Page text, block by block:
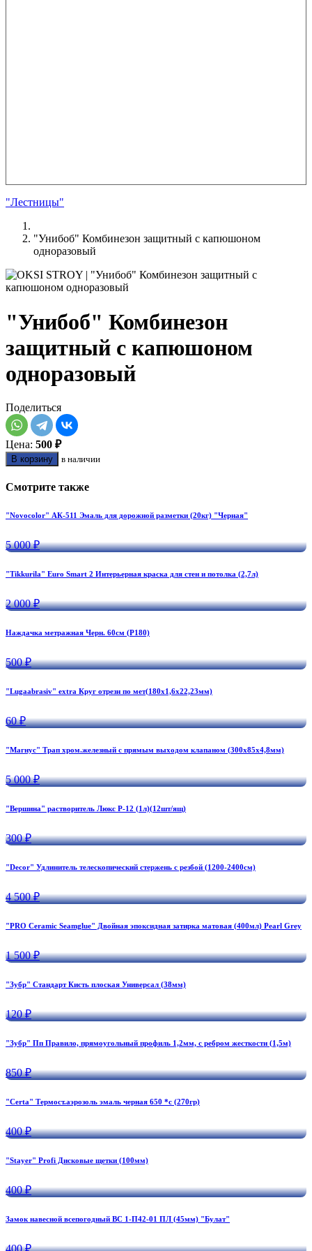
"Лестницы"
"Унибоб" Комбинезон защитный с капюшоном
одноразовый
"Унибоб" Комбинезон
защитный с капюшоном
одноразовый
Поделиться
Цена: 500 ₽
В корзину в наличии
Смотрите также
"Novocolor" АК-511 Эмаль для дорожной разметки (20кг) "Черная"
5 000 ₽
"Tikkurila" Euro Smart 2 Интерьерная краска для стен и потолка (2,7л)
2 000 ₽
Наждачка метражная Черн. 60см (Р180)
500 ₽
"Lugaabrasiv" extra Круг отрезн по мет(180х1,6х22,23мм)
60 ₽
"Магнус" Трап хром.железный с прямым выходом клапаном (300х85х4,8мм)
5 000 ₽
"Вершина" растворитель Люкс Р-12 (1л)(12шт/ящ)
300 ₽
"Decor" Удлинитель телескопический стержень с резбой (1200-2400см)
4 500 ₽
"PRO Ceramic Seamglue" Двойная эпоксидная затирка матовая (400мл) Pearl Grey
1 500 ₽
"Зубр" Стандарт Кисть плоская Универсал (38мм)
120 ₽
"Зубр" Пп Правило, прямоугольный профиль 1,2мм, с ребром жесткости (1,5м)
850 ₽
"Certa" Термост.аэрозоль эмаль черная 650 *с (270гр)
400 ₽
"Stayer" Profi Дисковые щетки (100мм)
400 ₽
Замок навесной всепогодный ВС 1-П42-01 ПЛ (45мм) "Булат"
400 ₽